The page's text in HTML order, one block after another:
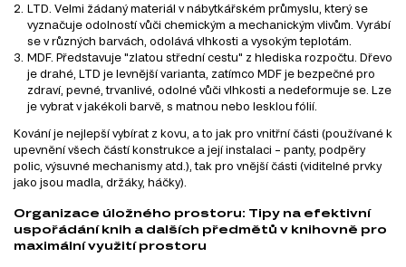
LTD. Velmi žádaný materiál v nábytkářském průmyslu, který se
vyznačuje odolností vůči chemickým a mechanickým vlivům. Vyrábí
se v různých barvách, odolává vlhkosti a vysokým teplotám.
MDF. Představuje "zlatou střední cestu" z hlediska rozpočtu. Dřevo
je drahé, LTD je levnější varianta, zatímco MDF je bezpečné pro
zdraví, pevné, trvanlivé, odolné vůči vlhkosti a nedeformuje se. Lze
je vybrat v jakékoli barvě, s matnou nebo lesklou fólií.
Kování je nejlepší vybírat z kovu, a to jak pro vnitřní části (používané k
upevnění všech částí konstrukce a její instalaci – panty, podpěry
polic, výsuvné mechanismy atd.), tak pro vnější části (viditelné prvky
jako jsou madla, držáky, háčky).
Organizace úložného prostoru: Tipy na efektivní
uspořádání knih a dalších předmětů v knihovně pro
maximální využití prostoru